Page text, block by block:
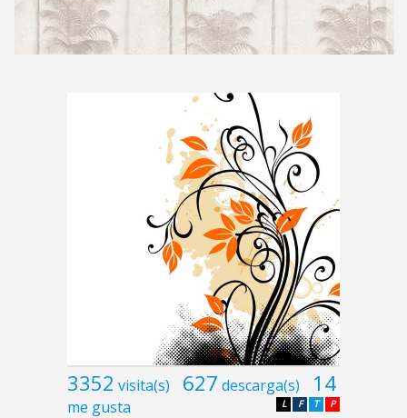
3352 visita(s) 627 descarga(s) 14
me gusta P
T
F
L